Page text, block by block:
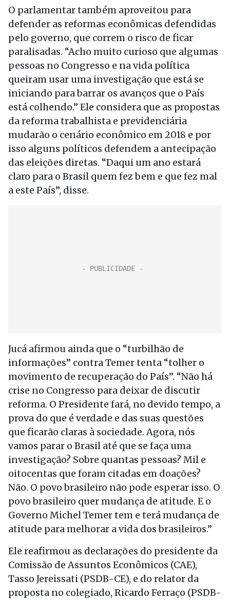
O parlamentar também aproveitou para
defender as reformas econômicas defendidas
pelo governo, que correm o risco de ficar
paralisadas. “Acho muito curioso que algumas
pessoas no Congresso e na vida política
queiram usar uma investigação que está se
iniciando para barrar os avanços que o País
está colhendo.” Ele considera que as propostas
da reforma trabalhista e previdenciária
mudarão o cenário econômico em 2018 e por
isso alguns políticos defendem a antecipação
das eleições diretas. “Daqui um ano estará
claro para o Brasil quem fez bem e que fez mal
a este País”, disse.
Jucá afirmou ainda que o “turbilhão de
informações” contra Temer tenta “tolher o
movimento de recuperação do País”. “Não há
crise no Congresso para deixar de discutir
reforma. O Presidente fará, no devido tempo, a
prova do que é verdade e das suas questões
que ficarão claras à sociedade. Agora, nós
vamos parar o Brasil até que se faça uma
investigação? Sobre quantas pessoas? Mil e
oitocentas que foram citadas em doações?
Não. O povo brasileiro não pode esperar isso. O
povo brasileiro quer mudança de atitude. E o
Governo Michel Temer tem e terá mudança de
atitude para melhorar a vida dos brasileiros.”
Ele reafirmou as declarações do presidente da
Comissão de Assuntos Econômicos (CAE),
Tasso Jereissati (PSDB-CE), e do relator da
proposta no colegiado, Ricardo Ferraço (PSDB-